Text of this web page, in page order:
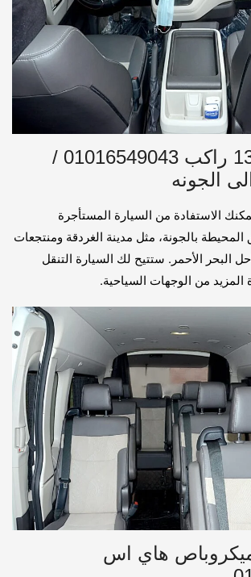
تأجير عربيه 13 راكب 01016549043 /
الجونه
الاستفادة من السيارة المستأجرة
بالجونة، مثل مدينة الغردقة ومنتجعات
الأحمر. ستتيح لك السيارة التنقل
المزيد من الوجهات السياحية.
ميكروباص هاي اس